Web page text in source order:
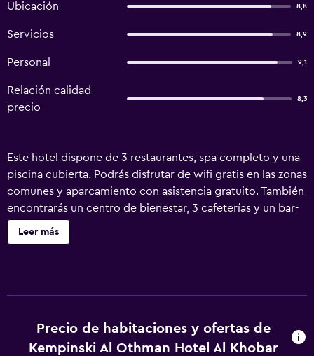
Ubicación 8,8
Servicios 8,9
Personal 9,1
Relación calidad-
precio
8,3
Este hotel dispone de 3 restaurantes, spa completo y una
piscina cubierta. Podrás disfrutar de wifi gratis en las zonas
comunes y aparcamiento con asistencia gratuito. También
encontrarás un centro de bienestar, 3 cafeterías y un bar-
cafetería. Se ofrece un servicio de limpieza a petición.
Kempinski Al Othman Hotel Al Khobar ofrece 218
sus clientes elegir el tipo de almohada. Se ofrece una
televisión LED de 48 pulgadas con canales por cable. Los
Leer más
Precio de habitaciones y ofertas de
Kempinski Al Othman Hotel Al Khobar